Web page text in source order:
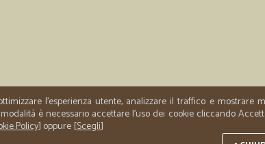
l'esperienza utente, analizzare il traffico e mostrare
è necessario accettare l'uso dei cookie cliccando
Policy] oppure [Scegli]